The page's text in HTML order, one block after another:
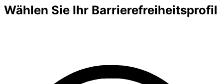
Wählen Sie Ihr Barrierefreiheitsprofil